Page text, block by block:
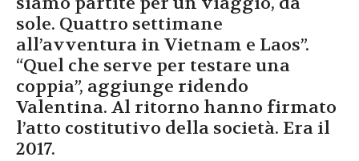
sole. Quattro settimane
all’avventura in Vietnam e Laos”.
“Quel che serve per testare una
coppia”, aggiunge ridendo
Valentina. Al ritorno hanno firmato
l’atto costitutivo della società. Era il
2017.